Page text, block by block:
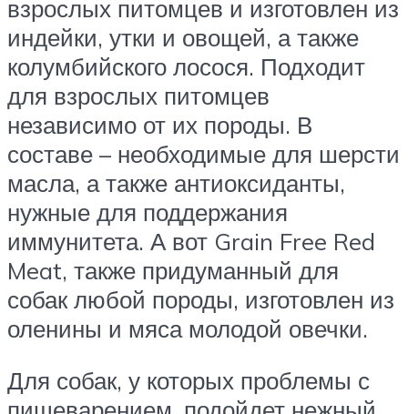
взрослых питомцев и изготовлен из
индейки, утки и овощей, а также
колумбийского лосося. Подходит
для взрослых питомцев
независимо от их породы. В
составе – необходимые для шерсти
масла, а также антиоксиданты,
нужные для поддержания
иммунитета. А вот Grain Free Red
Meat, также придуманный для
собак любой породы, изготовлен из
оленины и мяса молодой овечки.
Для собак, у которых проблемы с